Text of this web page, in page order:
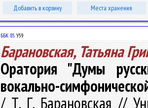
Добавить в корзину Места хранения
ББК 85.У59
Барановская, Татьяна
Оратория "Думы
вокально-
/ Т. Г. Барановская //